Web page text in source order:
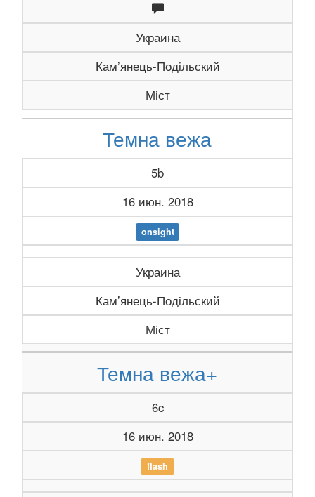
Украина
Камʼянець-Подільский
Міст
Темна вежа
5b
16 июн. 2018
onsight
Украина
Камʼянець-Подільский
Міст
Темна вежа+
6c
16 июн. 2018
flash